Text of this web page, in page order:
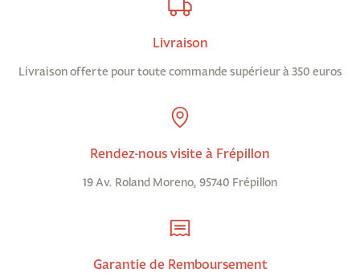
Livraison
Livraison offerte pour toute commande supérieur à 350 euros
Rendez-nous visite à Frépillon
19 Av. Roland Moreno, 95740 Frépillon
Garantie de Remboursement